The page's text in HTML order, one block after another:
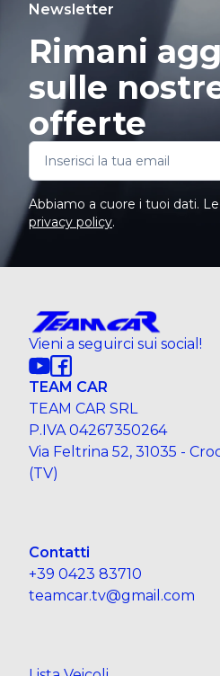
Newsletter
Rimani
sulle
offerte
Abbiamo a cuore i tuoi dati.
privacy policy.
Vieni a seguirci sui social!
TEAM CAR
TEAM CAR SRL
P.IVA 04267350264
Via Feltrina 52, 31035 -
(TV)
Contatti
+39 0423 83710
teamcar.tv@gmail.com